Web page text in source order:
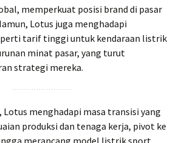
memperkuat posisi brand di pasar
Lotus juga menghadapi
tarif tinggi untuk kendaraan listrik
minat pasar, yang turut
strategi mereka.
Lotus menghadapi masa transisi yang
produksi dan tenaga kerja, pivot ke
merancang model listrik sport